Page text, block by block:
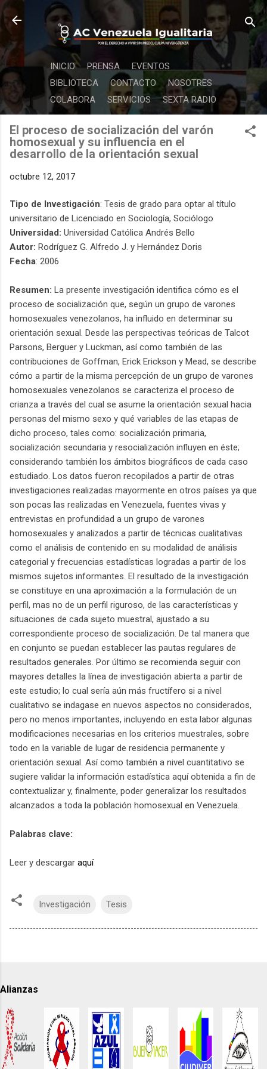
Ir al contenido principal
INICIO PRENSA
EVENTOS
BIBLIOTECA
CONTACTO
NOSOTRES
COLABORA
SERVICIOS SEXTA RADIO
El proceso de socialización del varón
homosexual y su influencia en el
desarrollo de la orientación sexual
octubre 12, 2017
Tipo de Investigación: Tesis de grado para optar al título
universitario de Licenciado en Sociología, Sociólogo
Universidad: Universidad Católica Andrés Bello
Autor: Rodríguez G. Alfredo J. y Hernández Doris
Fecha: 2006
Resumen: La presente investigación identifica cómo es el
proceso de socialización que, según un grupo de varones
homosexuales venezolanos, ha influido en determinar su
orientación sexual. Desde las perspectivas teóricas de Talcot
Parsons, Berguer y Luckman, así como también de las
contribuciones de Goffman, Erick Erickson y Mead, se describe
cómo a partir de la misma percepción de un grupo de varones
homosexuales venezolanos se caracteriza el proceso de
crianza a través del cual se asume la orientación sexual hacia
personas del mismo sexo y qué variables de las etapas de
dicho proceso, tales como: socialización primaria,
socialización secundaria y resocialización influyen en éste;
considerando también los ámbitos biográficos de cada caso
estudiado. Los datos fueron recopilados a partir de otras
investigaciones realizadas mayormente en otros países ya que
son pocas las realizadas en Venezuela, fuentes vivas y
entrevistas en profundidad a un grupo de varones
homosexuales y analizados a partir de técnicas cualitativas
como el análisis de contenido en su modalidad de análisis
categorial y frecuencias estadísticas logradas a partir de los
mismos sujetos informantes. El resultado de la investigación
se constituye en una aproximación a la formulación de un
perfil, mas no de un perfil riguroso, de las características y
situaciones de cada sujeto muestral, ajustado a su
correspondiente proceso de socialización. De tal manera que
en conjunto se puedan establecer las pautas regulares de
resultados generales. Por último se recomienda seguir con
mayores detalles la línea de investigación abierta a partir de
este estudio; lo cual sería aún más fructífero si a nivel
cualitativo se indagase en nuevos aspectos no considerados,
pero no menos importantes, incluyendo en esta labor algunas
modificaciones necesarias en los criterios muestrales, sobre
todo en la variable de lugar de residencia permanente y
orientación sexual. Así como también a nivel cuantitativo se
sugiere validar la información estadística aquí obtenida a fin de
contextualizar y, finalmente, poder generalizar los resultados
alcanzados a toda la población homosexual en Venezuela.
Palabras clave:
Leer y descargar aquí
Investigación Tesis
Alianzas